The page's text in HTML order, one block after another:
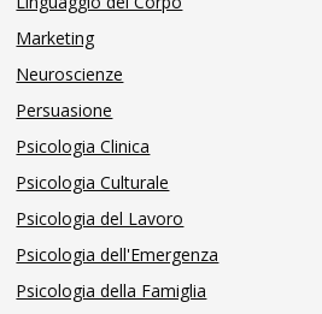
Marketing
Neuroscienze
Persuasione
Psicologia Clinica
Psicologia Culturale
Psicologia del Lavoro
Psicologia dell'Emergenza
Psicologia della Famiglia